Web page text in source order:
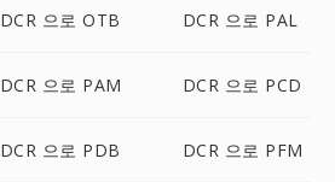
DCR 으로 OTB DCR 으로 PAL
DCR 으로 PAM DCR 으로 PCD
DCR 으로 PDB DCR 으로 PFM